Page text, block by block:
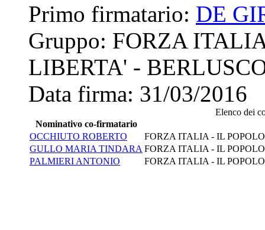
Primo firmatario: DE
Gruppo: FORZA
LIBERTA' -
Data firma: 31/03/2016
Elenco dei
Nominativo co-firmatario
OCCHIUTO ROBERTO
FORZA ITALIA - IL
GULLO MARIA TINDARA FORZA ITALIA - IL
PALMIERI ANTONIO
FORZA ITALIA - IL